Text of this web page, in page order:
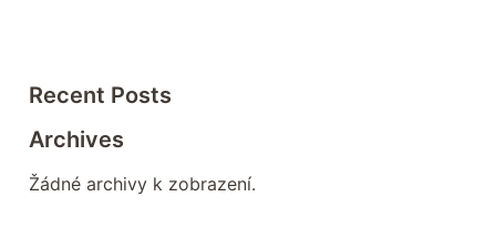
Recent Posts
Archives
Žádné archivy k zobrazení.